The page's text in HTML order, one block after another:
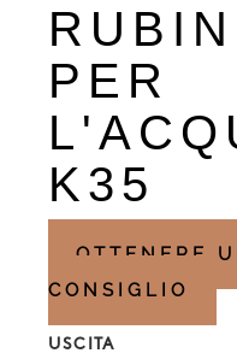
PER
K35
OTTENERE
CONSIGLIO
USCITA